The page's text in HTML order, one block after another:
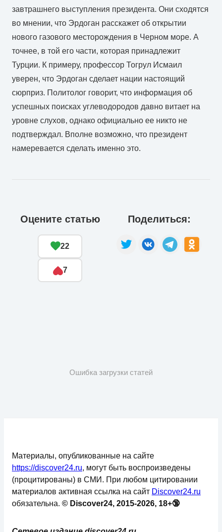
завтрашнего выступления президента. Они сходятся
во мнении, что Эрдоган расскажет об открытии
нового газового месторождения в Черном море. А
точнее, в той его части, которая принадлежит
Турции. К примеру, профессор Тогрул Исмаил
уверен, что Эрдоган сделает нации настоящий
сюрприз. Политолог говорит, что информация об
успешных поисках углеводородов давно витает на
уровне слухов, однако официально ее никто не
подтверждал. Вполне возможно, что президент
намеревается сделать именно это.
Оцените статью
22
7
Поделиться:
Ошибка загрузки статей
Материалы, опубликованные на сайте
https://discover24.ru, могут быть воспроизведены
(процитированы) в СМИ. При любом цитировании
материалов активная ссылка на сайт Discover24.ru
обязательна. © Discover24, 2015-2026, 18+🔞